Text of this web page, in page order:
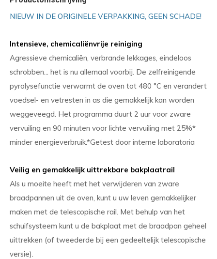
NIEUW IN DE ORIGINELE VERPAKKING, GEEN SCHADE!
Intensieve, chemicaliënvrije reiniging
Agressieve chemicaliën, verbrande lekkages, eindeloos
schrobben... het is nu allemaal voorbij. De zelfreinigende
pyrolysefunctie verwarmt de oven tot 480 °C en verandert
voedsel- en vetresten in as die gemakkelijk kan worden
weggeveegd. Het programma duurt 2 uur voor zware
vervuiling en 90 minuten voor lichte vervuiling met 25%*
minder energieverbruik.*Getest door interne laboratoria
Veilig en gemakkelijk uittrekbare bakplaatrail
Als u moeite heeft met het verwijderen van zware
braadpannen uit de oven, kunt u uw leven gemakkelijker
maken met de telescopische rail. Met behulp van het
schuifsysteem kunt u de bakplaat met de braadpan geheel
uittrekken (of tweederde bij een gedeeltelijk telescopische
versie).